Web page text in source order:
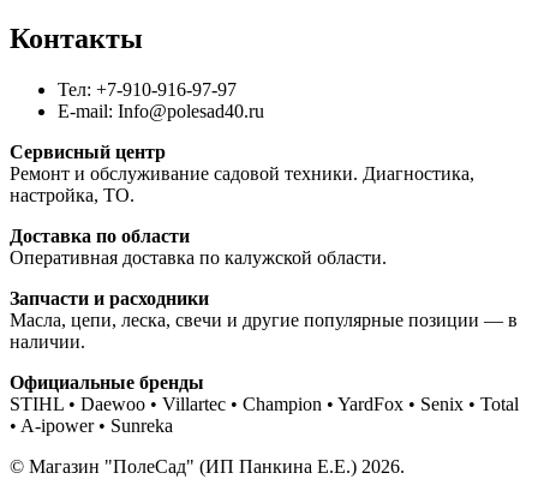
Контакты
Тел: +7-910-916-97-97
E-mail: Info@polesad40.ru
Сервисный центр
Ремонт и обслуживание садовой техники. Диагностика,
настройка, ТО.
Доставка по области
Оперативная доставка по калужской области.
Запчасти и расходники
Масла, цепи, леска, свечи и другие популярные позиции — в
наличии.
Официальные бренды
STIHL • Daewoo • Villartec • Champion • YardFox • Senix • Total
• A-ipower • Sunreka
© Магазин "ПолеСад" (ИП Панкина Е.Е.) 2026.